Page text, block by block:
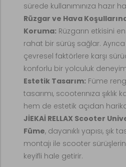
sürede kullanımınıza hazır
Rüzgar ve Hava
Koruma: Rüzgarın etkisini
rahat bir sürüş sağlar.
çevresel faktörlere karşı
konforlu bir yolculuk
Estetik Tasarım: Füme
tasarımı, scooterınıza
hem de estetik açıdan
JİEKAİ RELLAX Scooter
Füme, dayanıklı yapısı, şık
montajı ile scooter
keyifli hale getirir.